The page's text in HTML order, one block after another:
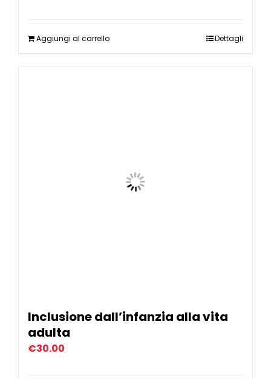
Aggiungi al carrello Dettagli
Inclusione dall’infanzia alla vita
adulta
€30.00